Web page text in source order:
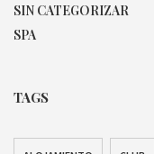
SIN CATEGORIZAR
SPA
TAGS